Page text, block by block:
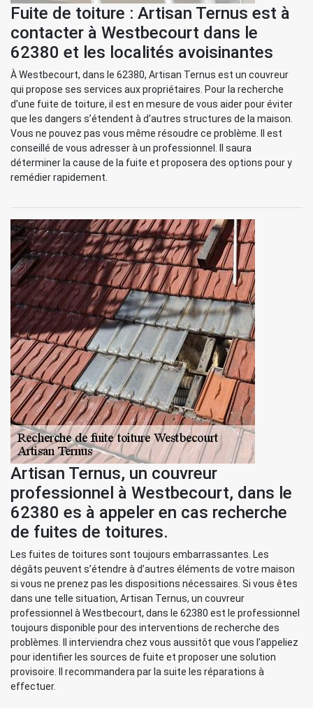
Fuite de toiture : Artisan Ternus est à
contacter à Westbecourt dans le
62380 et les localités avoisinantes
À Westbecourt, dans le 62380, Artisan Ternus est un couvreur
qui propose ses services aux propriétaires. Pour la recherche
d’une fuite de toiture, il est en mesure de vous aider pour éviter
que les dangers s’étendent à d’autres structures de la maison.
Vous ne pouvez pas vous même résoudre ce problème. Il est
conseillé de vous adresser à un professionnel. Il saura
déterminer la cause de la fuite et proposera des options pour y
remédier rapidement.
Artisan Ternus, un couvreur
professionnel à Westbecourt, dans le
62380 es à appeler en cas recherche
de fuites de toitures.
Les fuites de toitures sont toujours embarrassantes. Les
dégâts peuvent s’étendre à d’autres éléments de votre maison
si vous ne prenez pas les dispositions nécessaires. Si vous êtes
dans une telle situation, Artisan Ternus, un couvreur
professionnel à Westbecourt, dans le 62380 est le professionnel
toujours disponible pour des interventions de recherche des
problèmes. Il interviendra chez vous aussitôt que vous l’appeliez
pour identifier les sources de fuite et proposer une solution
provisoire. Il recommandera par la suite les réparations à
effectuer.